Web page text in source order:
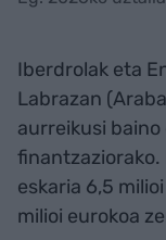
Iberdrolak eta
Labrazan
aurreikusi
finantzaziorako.
eskaria 6,5
milioi eurokoa